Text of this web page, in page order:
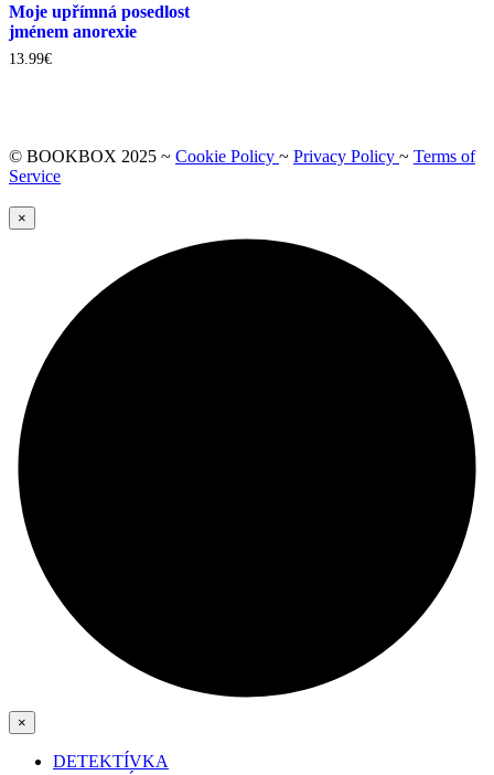
Moje upřímná posedlost
jménem anorexie
13.99€
© BOOKBOX 2025 ~ Cookie Policy ~ Privacy Policy ~ Terms of
Service
×
×
DETEKTÍVKA